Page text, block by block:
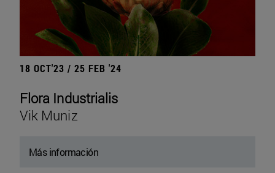
18 OCT'23 / 25 FEB '24
Flora Industrialis
Vik Muniz
Más información